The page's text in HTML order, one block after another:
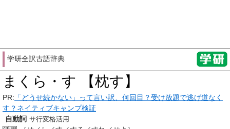
学研全訳古語辞典
まくら・す 【枕す】
PR: 「どうせ続かない」って言い訳、何回目？受け放題で逃げ道なく
す？ネイティブキャンプ検証
自動詞 サ行変格活用